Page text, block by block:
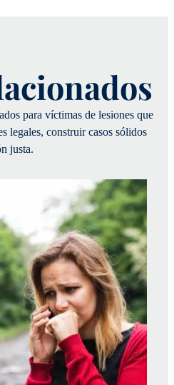
para víctimas de lesiones que
legales, construir casos sólidos
justa.